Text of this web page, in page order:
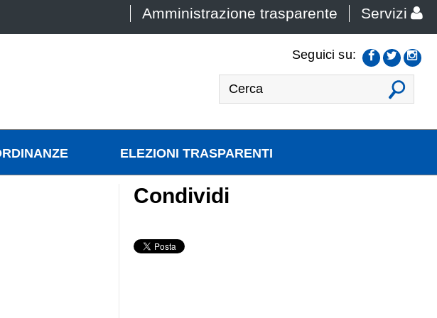
Amministrazione trasparente Servizi
VAI
Seguici su:
ELEZIONI TRASPARENTI
Condividi